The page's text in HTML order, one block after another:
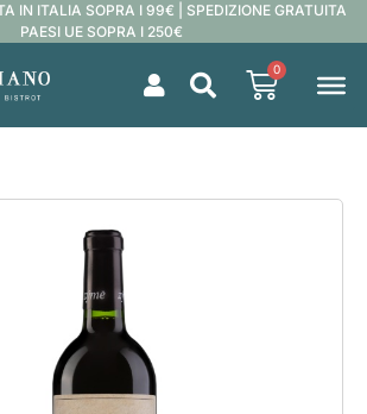
IN ITALIA SOPRA I 99€ | SPEDIZIONE GRATUITA
PAESI UE SOPRA I 250€
0